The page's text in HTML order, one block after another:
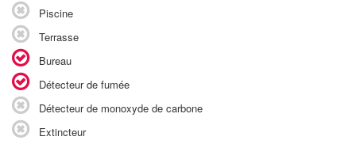
Piscine
Terrasse
Bureau
Détecteur de fumée
Détecteur de monoxyde de carbone
Extincteur